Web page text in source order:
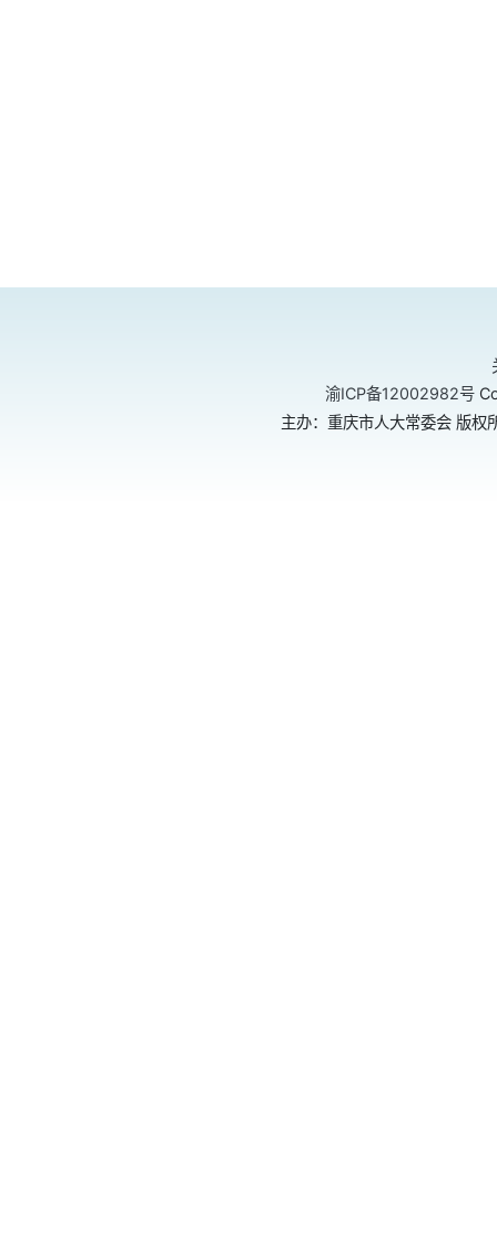
渝ICP备12002982号
主办：重庆市人大常委会 版